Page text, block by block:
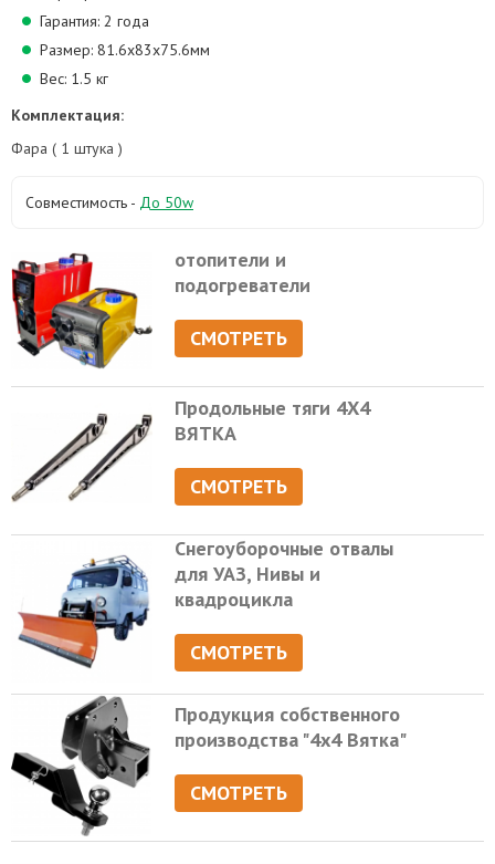
Гарантия: 2 года
Размер: 81.6х83х75.6мм
Вес: 1.5 кг
Комплектация:
Фара ( 1 штука )
Совместимость - До 50w
отопители и
подогреватели
СМОТРЕТЬ
Продольные тяги 4Х4
ВЯТКА
СМОТРЕТЬ
Снегоуборочные отвалы
для УАЗ, Нивы и
квадроцикла
СМОТРЕТЬ
Продукция собственного
производства "4х4 Вятка"
СМОТРЕТЬ